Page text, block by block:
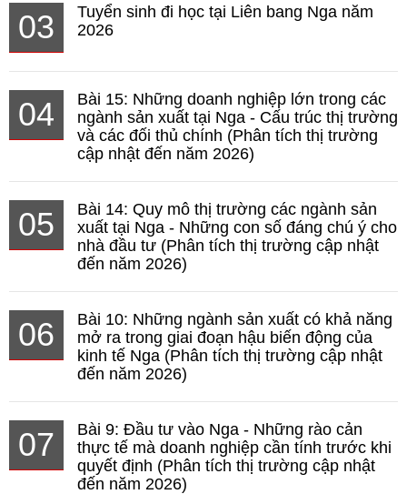
03
Tuyển sinh đi học tại Liên bang Nga năm
2026
04
Bài 15: Những doanh nghiệp lớn trong các
ngành sản xuất tại Nga - Cấu trúc thị trường
và các đối thủ chính (Phân tích thị trường
cập nhật đến năm 2026)
05
Bài 14: Quy mô thị trường các ngành sản
xuất tại Nga - Những con số đáng chú ý cho
nhà đầu tư (Phân tích thị trường cập nhật
đến năm 2026)
06
Bài 10: Những ngành sản xuất có khả năng
mở ra trong giai đoạn hậu biến động của
kinh tế Nga (Phân tích thị trường cập nhật
đến năm 2026)
07
Bài 9: Đầu tư vào Nga - Những rào cản
thực tế mà doanh nghiệp cần tính trước khi
quyết định (Phân tích thị trường cập nhật
đến năm 2026)